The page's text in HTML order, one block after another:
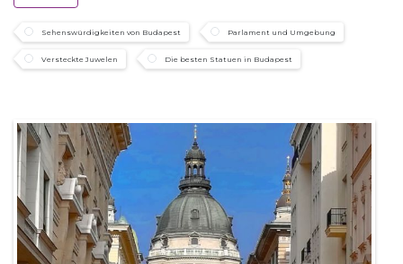
Sehenswürdigkeiten von Budapest Parlament und Umgebung
Versteckte Juwelen Die besten Statuen in Budapest